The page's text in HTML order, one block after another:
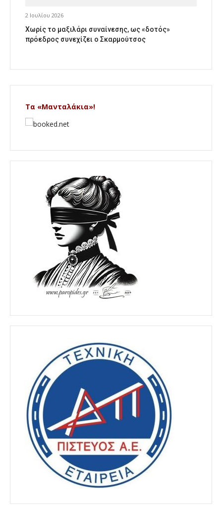
2 Ιουλίου 2026
Χωρίς το μαξιλάρι συναίνεσης, ως «δοτός»
πρόεδρος συνεχίζει ο Σκαρμούτσος
Τα «Μανταλάκια»!